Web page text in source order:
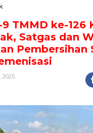
r
i
k
-
9
M
TMMD ke-126
Satgas dan
Pembersihan
2025